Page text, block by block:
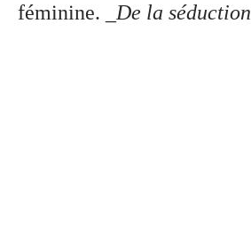
féminine.
_De la séduction